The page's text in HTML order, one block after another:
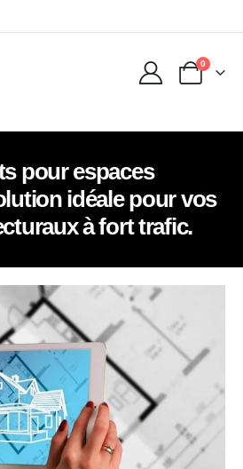
0
pour espaces
idéale pour vos
à fort trafic.